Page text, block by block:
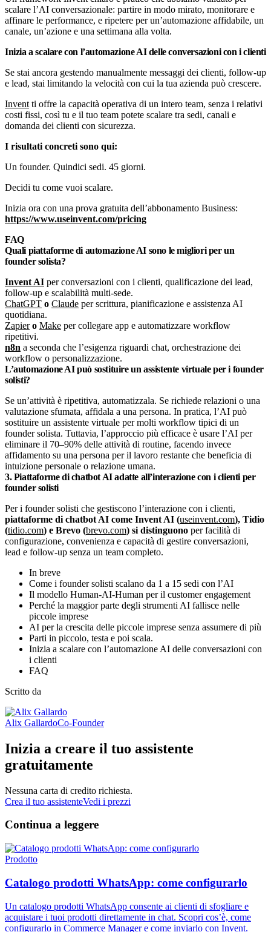
scalare l’AI conversazionale: partire in modo mirato, monitorare e
affinare le performance, e ripetere per un’automazione affidabile, un
canale, un’azione e una settimana alla volta.
Inizia a scalare con l’automazione AI delle conversazioni con i clienti
Se stai ancora gestendo manualmente messaggi dei clienti, follow-up
e lead, stai limitando la velocità con cui la tua azienda può crescere.
Invent ti offre la capacità operativa di un intero team, senza i relativi
costi fissi, così tu e il tuo team potete scalare tra sedi, canali e
domanda dei clienti con sicurezza.
I risultati concreti sono qui:
Un founder. Quindici sedi. 45 giorni.
Decidi tu come vuoi scalare.
Inizia ora con una prova gratuita dell’abbonamento Business:
https://www.useinvent.com/pricing
FAQ
Quali piattaforme di automazione AI sono le migliori per un
founder solista?
Invent AI per conversazioni con i clienti, qualificazione dei lead,
follow-up e scalabilità multi-sede.
ChatGPT o Claude per scrittura, pianificazione e assistenza AI
quotidiana.
Zapiero Make per collegare app e automatizzare workflow
ripetitivi.
n8n a seconda che l’esigenza riguardi chat, orchestrazione dei
workflow o personalizzazione.
L’automazione AI può sostituire un assistente virtuale per i founder
solisti?
Se un’attività è ripetitiva, automatizzala. Se richiede relazioni o una
valutazione sfumata, affidala a una persona. In pratica, l’AI può
sostituire un assistente virtuale per molti workflow tipici di un
founder solista. Tuttavia, l’approccio più efficace è usare l’AI per
eliminare il 70–90% delle attività di routine, facendo invece
affidamento su una persona per il lavoro restante che beneficia di
intuizione personale o relazione umana.
3. Piattaforme di chatbot AI adatte all’interazione con i clienti per
founder solisti
Per i founder solisti che gestiscono l’interazione con i clienti,
piattaforme di chatbot AI come Invent AI (useinvent.com), Tidio
(tidio.com) e Brevo (brevo.com) si distinguono per facilità di
configurazione, convenienza e capacità di gestire conversazioni,
lead e follow-up senza un team completo.
In breve
Come i founder solisti scalano da 1 a 15 sedi con l’AI
Il modello Human-AI-Human per il customer engagement
Perché la maggior parte degli strumenti AI fallisce nelle
piccole imprese
AI per la crescita delle piccole imprese senza assumere di più
Parti in piccolo, testa e poi scala.
Inizia a scalare con l’automazione AI delle conversazioni con
i clienti
FAQ
Scritto da
Alix GallardoCo-Founder
Inizia a creare il tuo assistente
gratuitamente
Nessuna carta di credito richiesta.
Crea il tuo assistenteVedi i prezzi
Continua a leggere
Prodotto
Catalogo prodotti WhatsApp: come configurarlo
Un catalogo prodotti WhatsApp consente ai clienti di sfogliare e
acquistare i tuoi prodotti direttamente in chat. Scopri cos’è, come
configurarlo in Commerce Manager e come inviarlo con Invent.